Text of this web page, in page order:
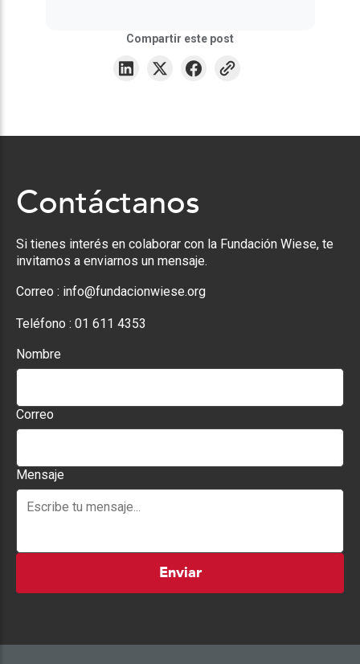
Compartir este post
Contáctanos
Si tienes interés en colaborar con la Fundación Wiese, te
invitamos a enviarnos un mensaje.
Correo : info@fundacionwiese.org
Teléfono : 01 611 4353
Nombre
Correo
Mensaje
Enviar